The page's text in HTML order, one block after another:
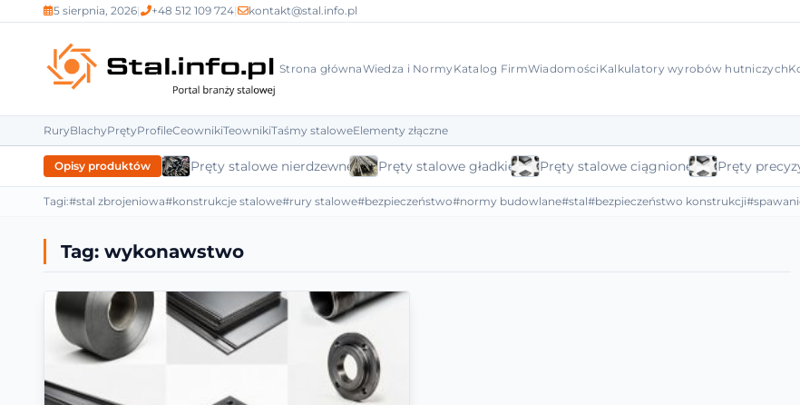
5 sierpnia, 2026| +48 512 109 724| kontakt@stal.info.pl
Strona głównaWiedza i Normy Katalog FirmWiadomości Kalkulatory wyrobów hutniczych
RuryBlachyPrętyProfileCeownikiTeownikiTaśmy staloweElementy złączne
Opisy produktów Pręty stalowe nierdzewne Pręty stalowe gładkie Pręty stalowe ciągnione Pręty
Tagi:#stal zbrojeniowa#konstrukcje stalowe#rury stalowe#bezpieczeństwo#normy budowlane#stal#bezpieczeństwo konstrukcji
Tag: wykonawstwo